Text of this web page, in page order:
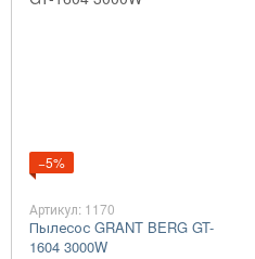
−5%
Артикул: 1170
Пылесос GRANT BERG GT-
1604 3000W